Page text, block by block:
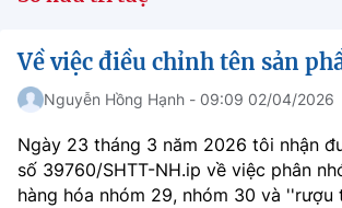
Giới thiệu
Cơ cấu tổ chức
Khoa học và Công nghệ
Dịch vụ công
Về việc điều chỉnh tên sản
Nguyễn Hồng Hạnh - 09:09 02/04/2026
Ngày 23 tháng 3 năm 2026 tôi nhận
số 39760/SHTT-NH.ip về việc phân
hàng hóa nhóm 29, nhóm 30 và ''rượu